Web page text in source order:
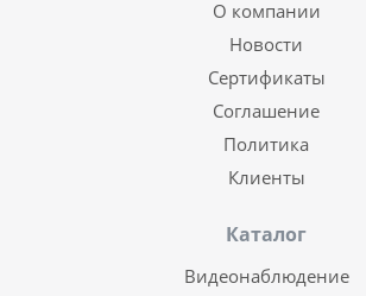
О компании
Новости
Сертификаты
Соглашение
Политика
Клиенты
Каталог
Видеонаблюдение